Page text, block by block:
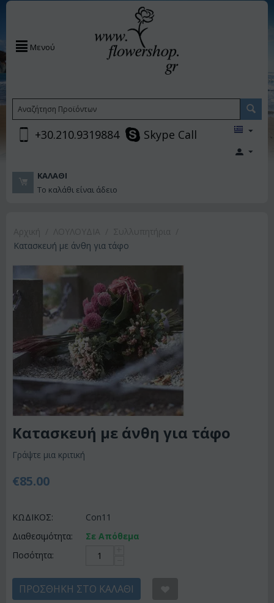
Μενού
+30.210.9319884 Skype Call
ΚΑΛΆΘΙ
Το καλάθι είναι άδειο
Κατασκευή με άνθη για τάφο
Κατασκευή με άνθη για τάφο
Γράψτε μια κριτική
€85.00
ΚΩΔΙΚΟΣ:
Con11
Διαθεσιμότητα:
Σε Απόθεμα
Ποσότητα:
ΠΡΟΣΘΉΚΗ ΣΤΟ ΚΑΛΆΘΙ